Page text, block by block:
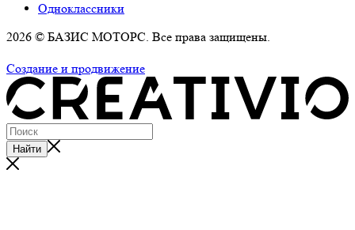
Одноклассники
2026 © БАЗИС МОТОРС. Все права защищены.
Создание и продвижение
Найти